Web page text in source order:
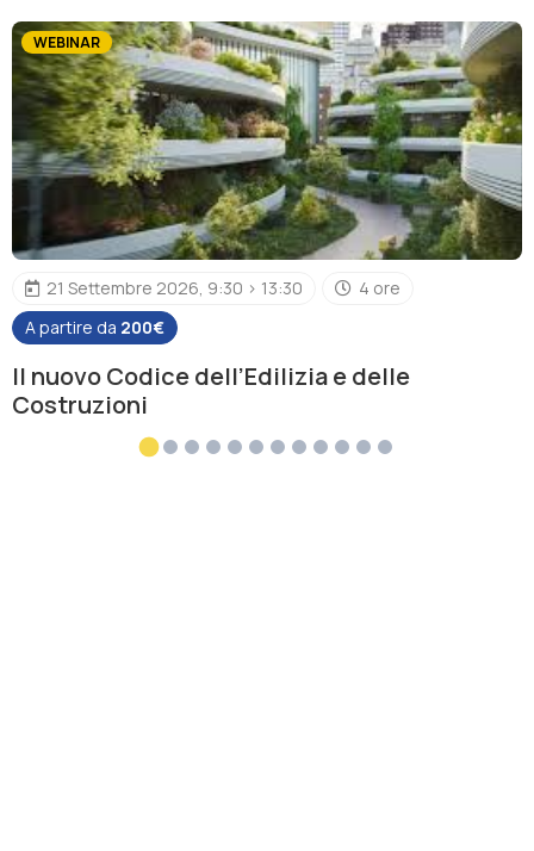
21 Settembre 2026, 9:30 > 13:30
4 ore
A partire da 200€
Il nuovo Codice dell’Edilizia e delle
Costruzioni
WEBINAR